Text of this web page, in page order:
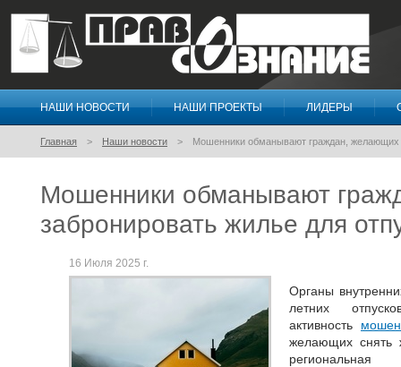
Правосознание
НАШИ НОВОСТИ НАШИ ПРОЕКТЫ ЛИДЕРЫ
Главная Наши новости Мошенники обманывают граждан, желающих
Мошенники обманывают
забронировать жилье для
16 Июля 2025 г.
Органы
летних
активность
желающих снять